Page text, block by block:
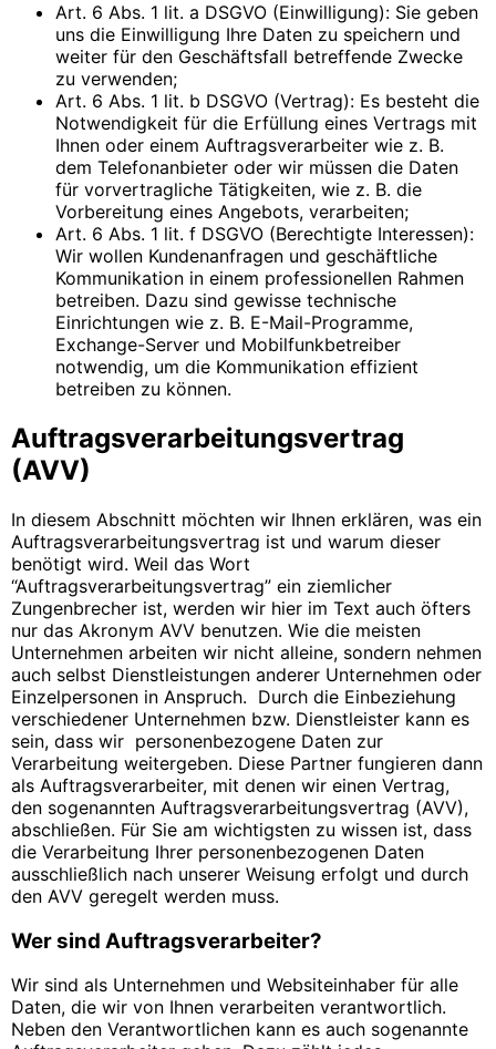
Art. 6 Abs. 1 lit. a DSGVO (Einwilligung): Sie geben
uns die Einwilligung Ihre Daten zu speichern und
weiter für den Geschäftsfall betreffende Zwecke
zu verwenden;
Art. 6 Abs. 1 lit. b DSGVO (Vertrag): Es besteht die
Notwendigkeit für die Erfüllung eines Vertrags mit
Ihnen oder einem Auftragsverarbeiter wie z. B.
dem Telefonanbieter oder wir müssen die Daten
für vorvertragliche Tätigkeiten, wie z. B. die
Vorbereitung eines Angebots, verarbeiten;
Art. 6 Abs. 1 lit. f DSGVO (Berechtigte Interessen):
Wir wollen Kundenanfragen und geschäftliche
Kommunikation in einem professionellen Rahmen
betreiben. Dazu sind gewisse technische
Einrichtungen wie z. B. E-Mail-Programme,
Exchange-Server und Mobilfunkbetreiber
notwendig, um die Kommunikation effizient
betreiben zu können.
Auftragsverarbeitungsvertrag
(AVV)
In diesem Abschnitt möchten wir Ihnen erklären, was ein
Auftragsverarbeitungsvertrag ist und warum dieser
benötigt wird. Weil das Wort
“Auftragsverarbeitungsvertrag” ein ziemlicher
Zungenbrecher ist, werden wir hier im Text auch öfters
nur das Akronym AVV benutzen. Wie die meisten
Unternehmen arbeiten wir nicht alleine, sondern nehmen
auch selbst Dienstleistungen anderer Unternehmen oder
Einzelpersonen in Anspruch. Durch die Einbeziehung
verschiedener Unternehmen bzw. Dienstleister kann es
sein, dass wir personenbezogene Daten zur
Verarbeitung weitergeben. Diese Partner fungieren dann
als Auftragsverarbeiter, mit denen wir einen Vertrag,
den sogenannten Auftragsverarbeitungsvertrag (AVV),
abschließen. Für Sie am wichtigsten zu wissen ist, dass
die Verarbeitung Ihrer personenbezogenen Daten
ausschließlich nach unserer Weisung erfolgt und durch
den AVV geregelt werden muss.
Wer sind Auftragsverarbeiter?
Wir sind als Unternehmen und Websiteinhaber für alle
Daten, die wir von Ihnen verarbeiten verantwortlich.
Neben den Verantwortlichen kann es auch sogenannte